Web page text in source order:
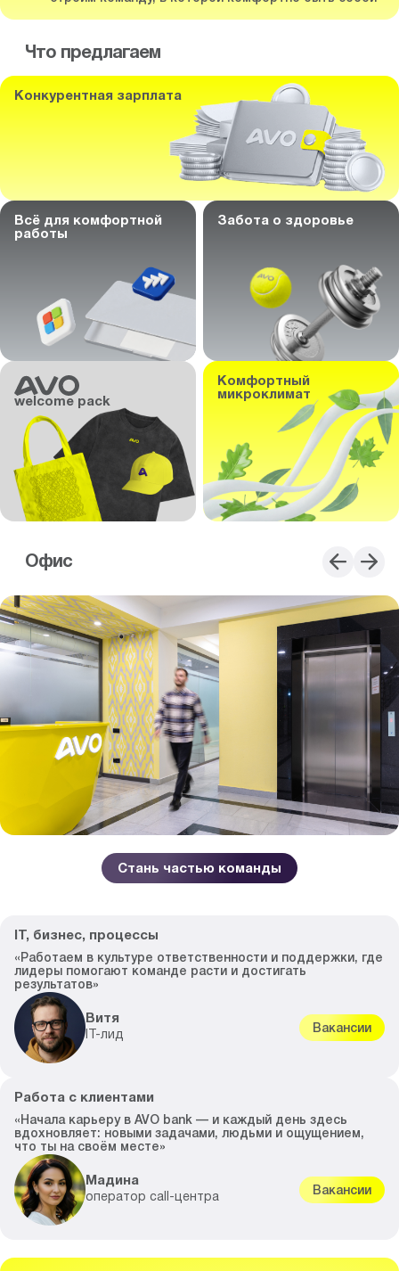
Что предлагаем
Конкурентная зарплата
Всё для комфортной
работы
Забота о здоровье
welcome pack
Комфортный
микроклимат
Офис
Стань частью команды
IT, бизнес, процессы
«Работаем в культуре ответственности и поддержки, где
лидеры помогают команде расти и достигать
результатов»
Витя
IT-лид
Вакансии
Работа с клиентами
«Начала карьеру в AVO bank — и каждый день здесь
вдохновляет: новыми задачами, людьми и ощущением,
что ты на своём месте»
Мадина
оператор call-центра
Вакансии